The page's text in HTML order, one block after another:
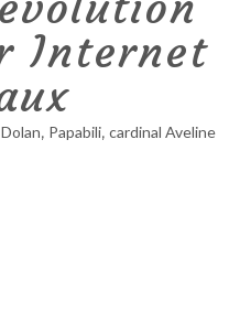
Internet
, Papabili, cardinal Aveline